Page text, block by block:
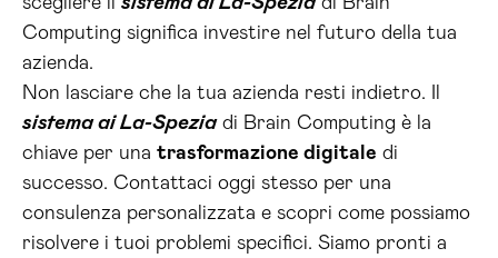
Computing significa investire nel futuro della tua
azienda.
Non lasciare che la tua azienda resti indietro. Il
sistema ai La-Speziadi Brain Computing è la
chiave per una trasformazione digitale di
successo. Contattaci oggi stesso per una
consulenza personalizzata e scopri come possiamo
risolvere i tuoi problemi specifici. Siamo pronti a